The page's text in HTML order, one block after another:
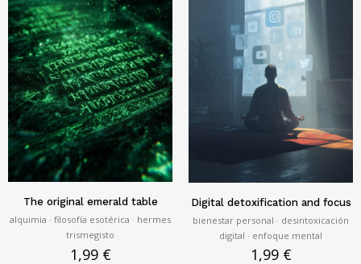
The original emerald table
alquimia · filosofía esotérica · hermes
trismegisto
1,99 €
Digital detoxification and focus
bienestar personal · desintoxicación
digital · enfoque mental
1,99 €